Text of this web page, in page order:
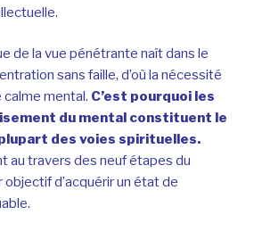
de la vue pénétrante naît dans le
sans faille, d’où la nécessité
calme mental. C’est pourquoi les
du mental constituent le
des voies spirituelles.
au travers des neuf étapes du
objectif d’acquérir un état de